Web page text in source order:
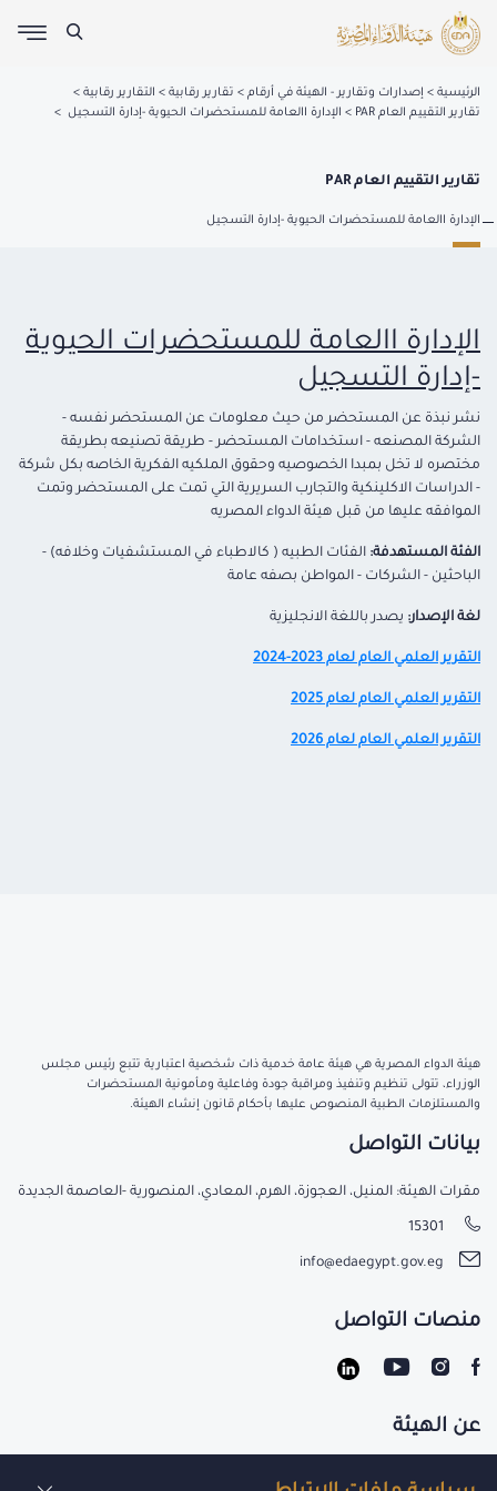
الرئيسية إصدارات وتقارير - الهيئة في أرقام تقارير رقابية
التقارير رقابية
تقارير التقييم العام PAR
الإدارة االعامة للمستحضرات الحيوية -إدارة التسجيل
تقارير التقييم العام PAR
الإدارة االعامة للمستحضرات الحيوية -إدارة التسجيل
الإدارة االعامة للمستحضرات الحيوية
-إدارة التسجيل
نشر نبذة عن المستحضر من حيث معلومات عن المستحضر نفسه -
الشركة المصنعه - استخدامات المستحضر - طريقة تصنيعه بطريقة
مختصره لا تخل بمبدا الخصوصيه وحقوق الملكيه الفكرية الخاصه بكل شركة
- الدراسات الاكلينكية والتجارب السريرية التي تمت على المستحضر وتمت
الموافقه عليها من قبل هيئة الدواء المصريه
الفئة المستهدفة: الفئات الطبيه ( كالاطباء في المستشفيات وخلافه) -
الباحثين - الشركات - المواطن بصفه عامة
لغة الإصدار: يصدر باللغة الانجليزية
التقرير العلمي العام لعام 2023-2024
التقرير العلمي العام لعام 2025
التقرير العلمي العام لعام2026
هيئة الدواء المصرية هي هيئة عامة خدمية ذات شخصية اعتبارية تتبع رئيس مجلس
الوزراء، تتولى تنظيم وتنفيذ ومراقبة جودة وفاعلية ومأمونية المستحضرات
والمستلزمات الطبية المنصوص عليها بأحكام قانون إنشاء الهيئة.
عن الهيئة
بيانات التواصل
مقرات الهيئة: المنيل، العجوزة، الهرم، المعادي، المنصورية -العاصمة الجديدة
15301
info@edaegypt.gov.eg
منصات التواصل